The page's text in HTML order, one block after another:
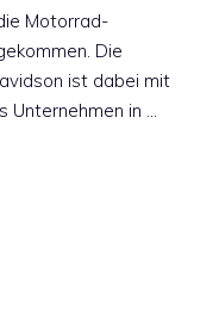
Motorrad-
Die
ist dabei mit
Unternehmen in …